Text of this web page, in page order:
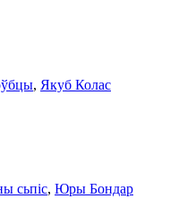
, Якуб Колас
сьпіс, Юры Бондар